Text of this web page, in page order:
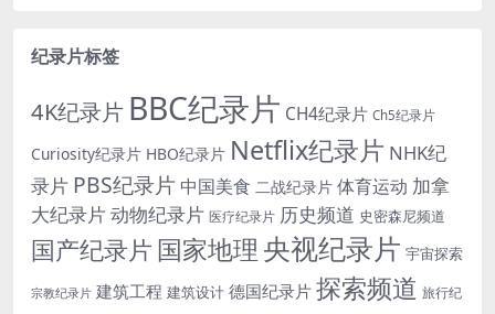
纪录片标签
4K纪录片 BBC纪录片 CH4纪录片 Ch5纪录片
Curiosity纪录片 HBO纪录片 Netflix纪录片 NHK纪
录片 PBS纪录片 中国美食 二战纪录片 体育运动 加拿
大纪录片动物纪录片 医疗纪录片 历史频道 史密森尼频道
国产纪录片 国家地理 央视纪录片 宇宙探索
宗教纪录片 建筑工程 建筑设计 德国纪录片 探索频道 旅行纪